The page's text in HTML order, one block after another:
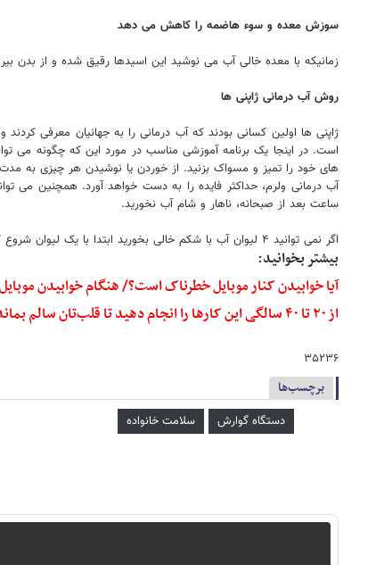
سوزش معده و سوء هاضمه را کاهش می دهد
زمانیکه با معده خالی آب می نوشید این اسیدها رقیق شده و از
روش آب درمانی ژاپنی ها
ژاپنی ها اولین کسانی بودند که آب درمانی را به جهانیان معرفی
ساعت بعد از صبحانه، ناهار و شام آب نخورید.
اگر نمی توانید ۴ لیوان آب با شکم خالی بخورید ابتدا با یک لیوان شروع کنید یا تا جایی که بدنتان توانایی اش را دارد. می توانید به تدریج مقدار مصرف آب را بالا ببرید تا این که به ۶۴۰ میلی لیتر برسد.
بیشتر بخوانید:
آیا خوابیدن کنار موبایل خطرناک است؟/ هنگام خوابیدن
از ۲۰ تا ۴۰ سالگی این کارها را انجام دهید تا قلب‌تان سالم بماند
۳۵۲۳۶
برچسب‌ها
دستگاه گوارش سلامت خانواده